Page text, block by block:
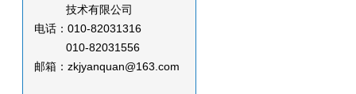
技术有限公司
电话：010-82031316
010-82031556
邮箱：zkjyanquan@163.com